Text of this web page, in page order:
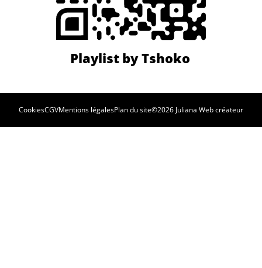
CookiesCGVMentions légalesPlan du site©2026 Juliana Web créateur